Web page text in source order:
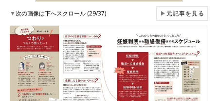
▼次の画像は下へスクロール (29/37) ▶元記事を見る